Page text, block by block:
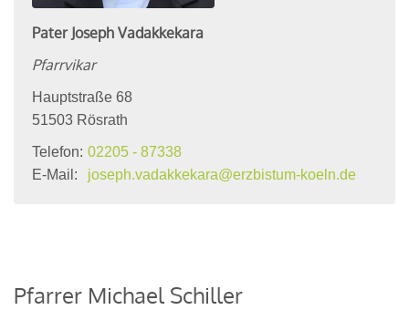
PaterJoseph Vadakkekara
Pfarrvikar
Hauptstraße 68
51503 Rösrath
Telefon: 02205 - 87338
E-Mail:
joseph.vadakkekara@erzbistum-koeln.de
Pfarrer Michael Schiller